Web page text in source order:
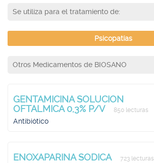
Se utiliza para el tratamiento de:
Psicopatías
Otros Medicamentos de BIOSANO
GENTAMICINA SOLUCION
OFTALMICA 0,3% P/V
850 lecturas
Antibiótico
ENOXAPARINA SODICA 723 lecturas